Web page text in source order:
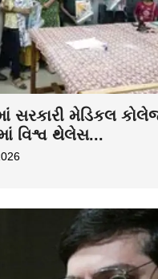
સરકારી મેડિકલ
વિશ્વ થેલેસ...